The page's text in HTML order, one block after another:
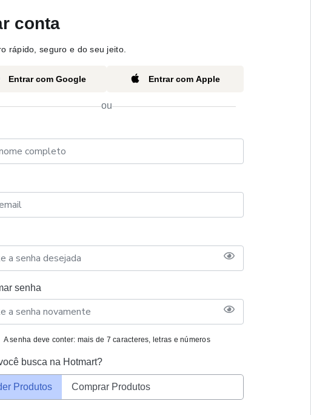
conta
rápido, seguro e do seu jeito.
Entrar com Google Entrar com Apple
ou
senha
A senha deve conter: mais de 7 caracteres, letras e números
busca na Hotmart?
Produtos Comprar Produtos